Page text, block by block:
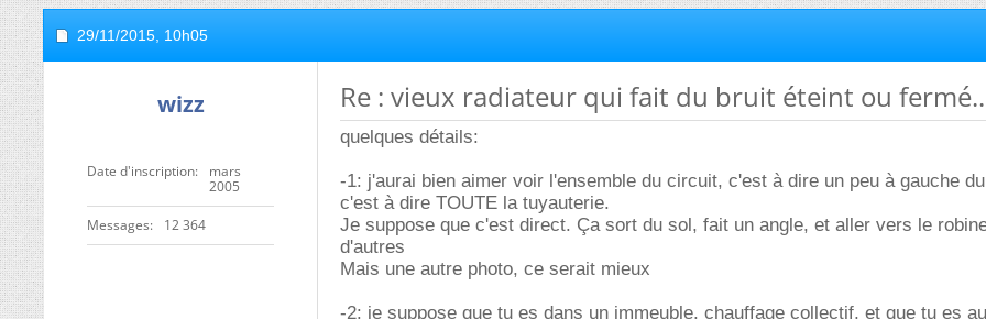
29/11/2015, 10h05
wizz
Date d'inscription
mars
2005
Messages 12 364
Re : vieux radiateur qui fait du bruit éteint ou
quelques détails:
-1: j'aurai bien aimer voir l'ensemble du circuit, c'est à dire un peu à gauche
c'est à dire TOUTE la tuyauterie.
Je suppose que c'est direct. Ça sort du sol, fait un angle, et aller vers le
d'autres
Mais une autre photo, ce serait mieux
-2: je suppose que tu es dans un immeuble, chauffage collectif, et que tu es